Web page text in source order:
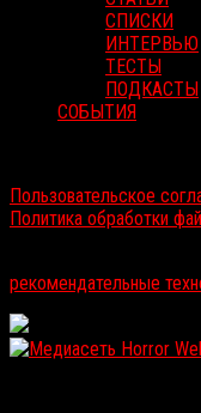
СПИСКИ
ИНТЕРВЬЮ
ТЕСТЫ
ПОДКАСТЫ
СОБЫТИЯ
Пользовательское
Политика обработки
рекомендательные